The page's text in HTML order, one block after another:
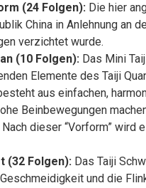
(24 Folgen): Die hier
China in Anlehnung an
verzichtet wurde.
(10 Folgen): Das Mini
Elemente des Taiji
aus einfachen,
Beinbewegungen
dieser “Vorform” wird
(32 Folgen): Das Taiji
und die